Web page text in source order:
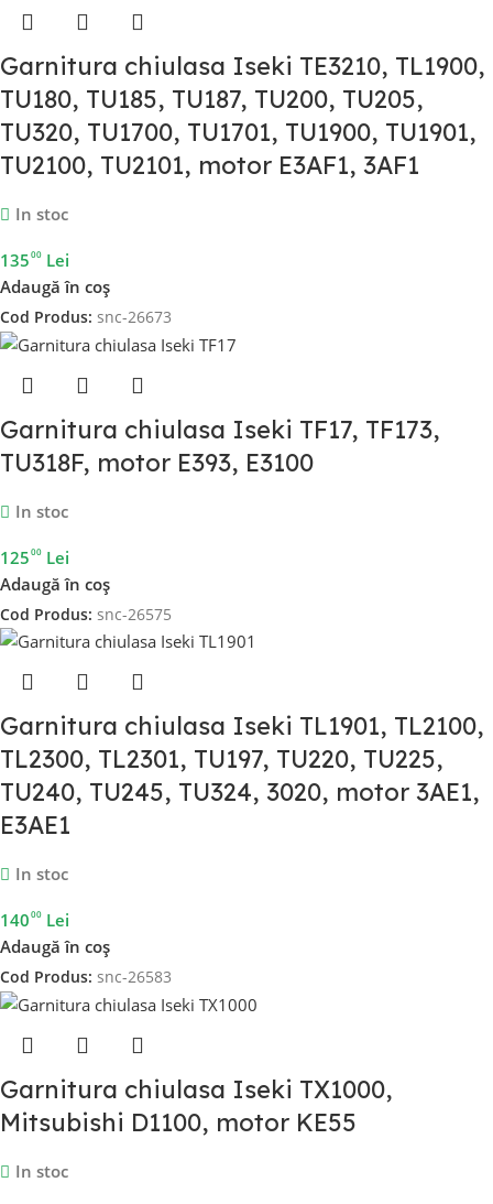
Garnitura chiulasa Iseki TE3210, TL1900,
TU180, TU185, TU187, TU200, TU205,
TU320, TU1700, TU1701, TU1900, TU1901,
TU2100, TU2101, motor E3AF1, 3AF1
In stoc
13500 Lei
Adaugă în coș
Cod Produs: snc-26673
Garnitura chiulasa Iseki TF17, TF173,
TU318F, motor E393, E3100
In stoc
12500 Lei
Adaugă în coș
Cod Produs: snc-26575
Garnitura chiulasa Iseki TL1901, TL2100,
TL2300, TL2301, TU197, TU220, TU225,
TU240, TU245, TU324, 3020, motor 3AE1,
E3AE1
In stoc
14000 Lei
Adaugă în coș
Cod Produs: snc-26583
Garnitura chiulasa Iseki TX1000,
Mitsubishi D1100, motor KE55
In stoc